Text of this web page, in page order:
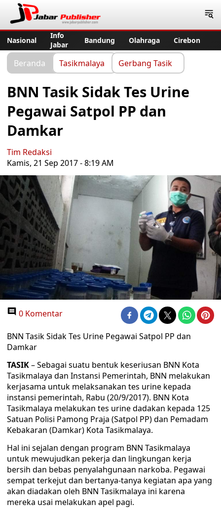
Nasional
Info
Jabar
Bandung Olahraga Cirebon
Beranda Tasikmalaya Gerbang Tasik
BNN Tasik Sidak Tes Urine
Pegawai Satpol PP dan
Damkar
Tim Redaksi
Kamis, 21 Sep 2017 - 8:19 AM
0 Komentar
BNN Tasik Sidak Tes Urine Pegawai Satpol PP dan
Damkar
TASIK– Sebagai suatu bentuk keseriusan BNN Kota
Tasikmalaya dan Instansi Pemerintah, BNN melakukan
kerjasama untuk melaksanakan tes urine kepada
instansi pemerintah, Rabu (20/9/2017). BNN Kota
Tasikmalaya melakukan tes urine dadakan kepada 125
Satuan Polisi Pamong Praja (Satpol PP) dan Pemadam
Kebakaran (Damkar) Kota Tasikmalaya.
Hal ini sejalan dengan program BNN Tasikmalaya
untuk mewujudkan pekerja dan lingkungan kerja
bersih dan bebas penyalahgunaan narkoba. Pegawai
sempat terkejut dan bertanya-tanya kegiatan apa yang
akan diadakan oleh BNN Tasikmalaya ini karena
mereka usai melakukan apel pagi.